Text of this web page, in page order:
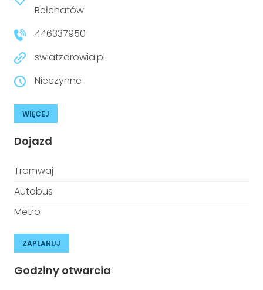
niepełnosprawnościami
Prawo
Prawa osób z niepełnosprawnościami
Urządzenia IoT
Bełchatów
446337950
swiatzdrowia.pl
Nieczynne
WIĘCEJ
Dojazd
Tramwaj
Autobus
Metro
ZAPLANUJ
Godziny otwarcia